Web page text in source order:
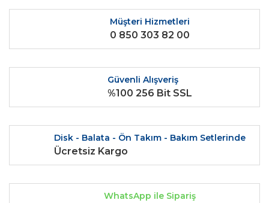
Yorum Yaz
Ürün resmi kalitesiz, bozuk veya görüntülenemiyor.
Ürün açıklamasında eksik bilgiler bulunuyor.
Ürün bilgilerinde hatalar bulunuyor.
Ürün fiyatı diğer sitelerden daha pahalı.
Müşteri Hizmetleri
0 850 303 82 00
Güvenli Alışveriş
%100 256 Bit SSL
Disk - Balata - Ön Takım - Bakım Setlerinde
Ücretsiz Kargo
WhatsApp ile Sipariş